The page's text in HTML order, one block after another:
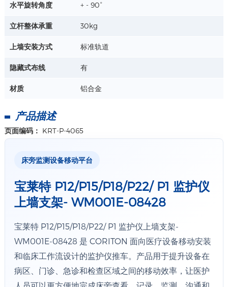
适用于圆管型材，孔直径：16mm
挂线勾 用于AR102支臂 规格
材质：ABS
水平旋转角度 + - 90°
立杆整体承重 30kg
上墙安装方式 标准轨道
隐藏式布线 有
材质 铝合金
产品描述
页面编码： KRT-P-4065
床旁监测设备移动平台
宝莱特 P12/P15/P18/P22/ P1 监护仪
上墙支架- WM001E-08428
宝莱特 P12/P15/P18/P22/ P1 监护仪上墙支架-
WM001E-08428 是 CORITON 面向医疗设备移动安装
和临床工作流设计的监护仪推车。产品用于提升设备在
病区、门诊、急诊和检查区域之间的移动效率，让医护